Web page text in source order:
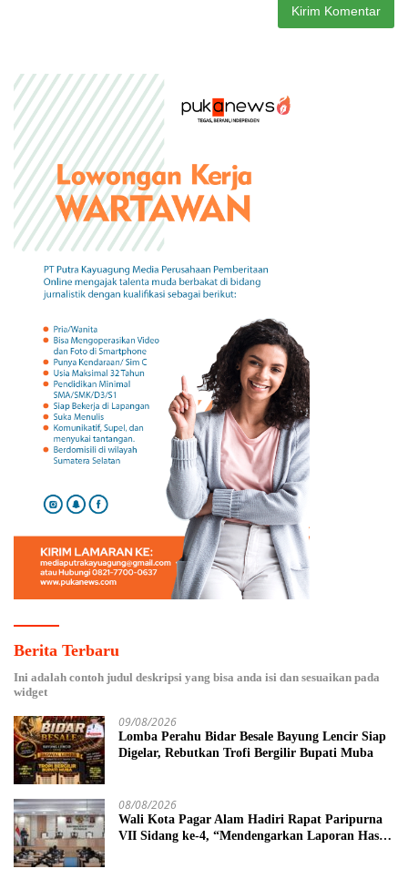
Berita Terbaru
Ini adalah contoh judul deskripsi yang bisa anda isi dan sesuaikan pada
widget
09/08/2026
Lomba Perahu Bidar Besale Bayung Lencir Siap
Digelar, Rebutkan Trofi Bergilir Bupati Muba
08/08/2026
Wali Kota Pagar Alam Hadiri Rapat Paripurna
VII Sidang ke-4, “Mendengarkan Laporan Hasil